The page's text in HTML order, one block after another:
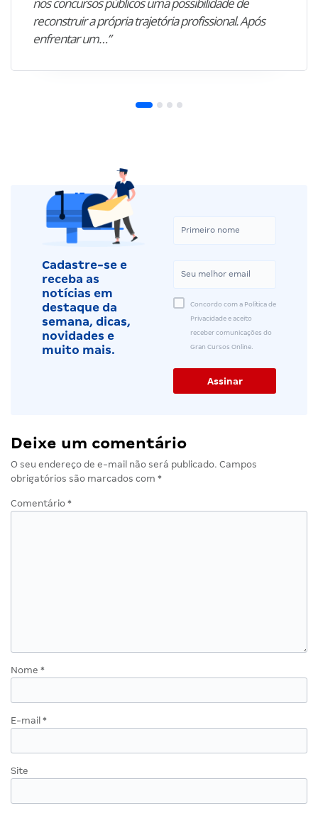
reconstruir a própria trajetória profissional. Após
enfrentar um…”
Cadastre-se e
receba as
notícias em
destaque da
semana, dicas,
novidades e
muito mais.
Concordo com a Política de
Privacidade e aceito
receber comunicações do
Gran Cursos Online.
Deixe um comentário
O seu endereço de e-mail não será publicado. Campos
obrigatórios são marcados com *
Comentário *
Nome *
E-mail *
Site